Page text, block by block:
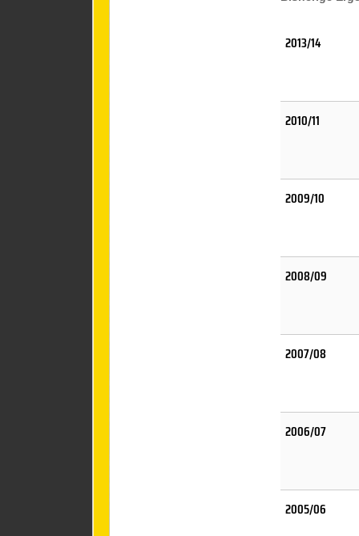
2013/14
2010/11
2009/10
2008/09
2007/08
2006/07
2005/06